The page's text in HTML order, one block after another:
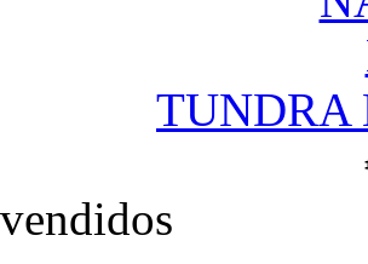
TUNDRA